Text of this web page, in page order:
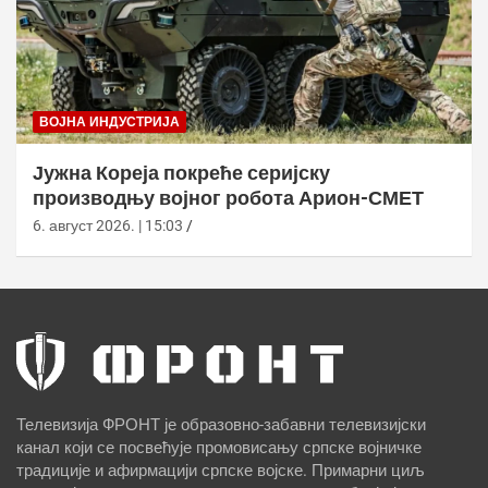
ВОЈНА ИНДУСТРИЈА
Јужна Кореја покреће серијску
производњу војног робота Арион-СМЕТ
6. август 2026. | 15:03
Телевизија ФРОНТ је образовно-забавни телевизијски
канал који се посвећује промовисању српске војничке
традиције и афирмацији српске војске. Примарни циљ